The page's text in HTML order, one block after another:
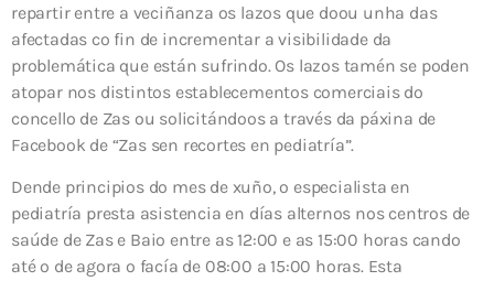
repartir entre a veciñanza os lazos que doou unha das
afectadas co fin de incrementar a visibilidade da
problemática que están sufrindo. Os lazos tamén se poden
atopar nos distintos establecementos comerciais do
concello de Zas ou solicitándoos a través da páxina de
Facebook de “Zas sen recortes en pediatría”.
Dende principios do mes de xuño, o especialista en
pediatría presta asistencia en días alternos nos centros de
saúde de Zas e Baio entre as 12:00 e as 15:00 horas cando
até o de agora o facía de 08:00 a 15:00 horas. Esta